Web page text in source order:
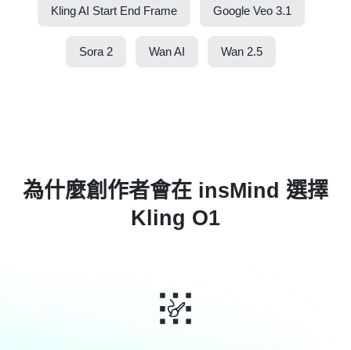
Kling AI Start End Frame Google Veo 3.1
Sora 2 Wan AI Wan 2.5
為什麼創作者會在 insMind 選擇
Kling O1